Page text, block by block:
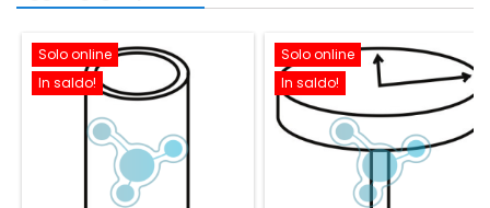
Solo online
In saldo!
Solo online
In saldo!